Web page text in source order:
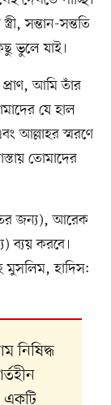
সন্তান-সন্ততি
ভুলে যাই।
আমি তাঁর
যে হাল
আল্লাহর স্মরণে
তোমাদের
জন্য), আরেক
ব্যয় করবে।
মুসলিম, হাদিস:
নিষিদ্ধ
একটি